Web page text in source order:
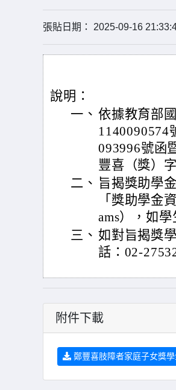
張貼日期： 2025-09-16
說明：
一、 依據教育部
1140090574
093996號函
豐喜（獎）
二、 旨揭獎助學
「獎助學金
ams），如
三、 如對旨揭獎
話：02-
附件下載
鄭豐喜肢障者家庭子女獎